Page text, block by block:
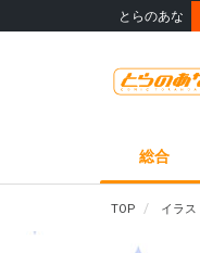
とらのあな
総合
TOP イラス